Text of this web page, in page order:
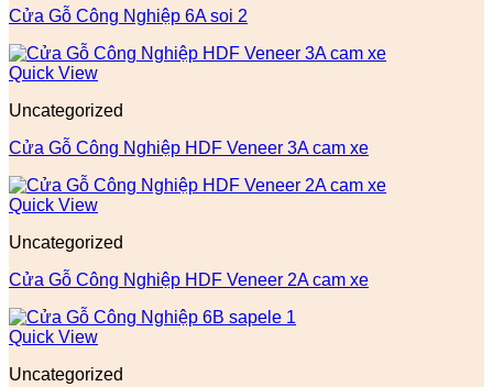
Cửa Gỗ Công Nghiệp 6A soi 2
Quick View
Uncategorized
Cửa Gỗ Công Nghiệp HDF Veneer 3A cam xe
Quick View
Uncategorized
Cửa Gỗ Công Nghiệp HDF Veneer 2A cam xe
Quick View
Uncategorized